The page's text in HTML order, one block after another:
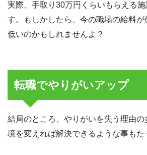
実際、手取り30万円くらいもらえる
す。もしかしたら、今の職場の給料が
低いのかもしれませんよ？
転職でやりがいアップ
結局のところ、やりがいを失う理由
境を変えれば解決できるような事もた